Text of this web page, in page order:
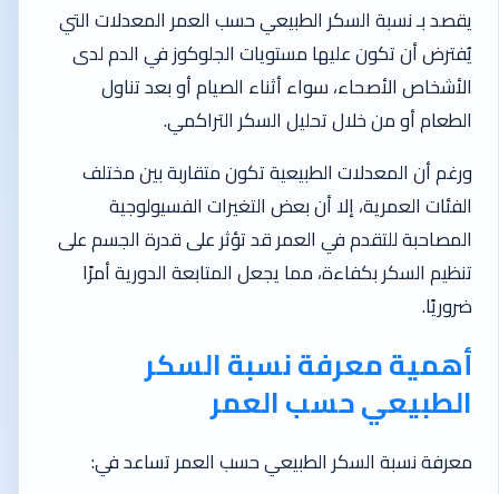
يقصد بـ نسبة السكر الطبيعي حسب العمر المعدلات التي
يُفترض أن تكون عليها مستويات الجلوكوز في الدم لدى
الأشخاص الأصحاء، سواء أثناء الصيام أو بعد تناول
الطعام أو من خلال تحليل السكر التراكمي.
ورغم أن المعدلات الطبيعية تكون متقاربة بين مختلف
الفئات العمرية، إلا أن بعض التغيرات الفسيولوجية
المصاحبة للتقدم في العمر قد تؤثر على قدرة الجسم على
تنظيم السكر بكفاءة، مما يجعل المتابعة الدورية أمرًا
ضروريًا.
أهمية معرفة نسبة السكر
الطبيعي حسب العمر
معرفة نسبة السكر الطبيعي حسب العمر تساعد في: